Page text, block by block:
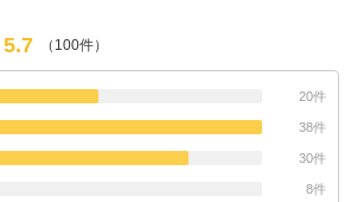
5.7 （100件）
20件
38件
30件
8件